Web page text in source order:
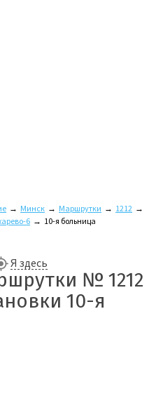
→ Минск → Маршрутки → 1212 →
6 → 10-я больница
Я здесь
№ 1212
10-я